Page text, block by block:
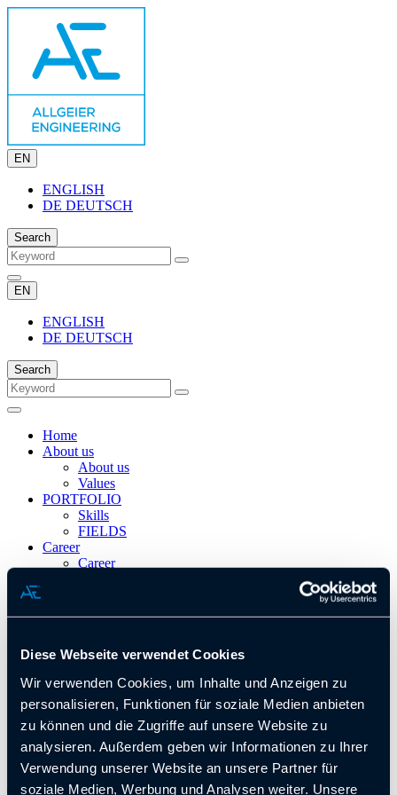
Diese Webseite verwendet Cookies
Wir verwenden Cookies, um Inhalte und Anzeigen zu
personalisieren, Funktionen für soziale Medien anbieten
zu können und die Zugriffe auf unsere Website zu
analysieren. Außerdem geben wir Informationen zu Ihrer
Verwendung unserer Website an unsere Partner für
soziale Medien, Werbung und Analysen weiter. Unsere
EN
ENGLISH
DE DEUTSCH
Search
EN
ENGLISH
DE DEUTSCH
Search
Home
About us
About us
Values
PORTFOLIO
Skills
FIELDS
Career
Career
Privacy
General Terms & Documents
Cookies
Cookies